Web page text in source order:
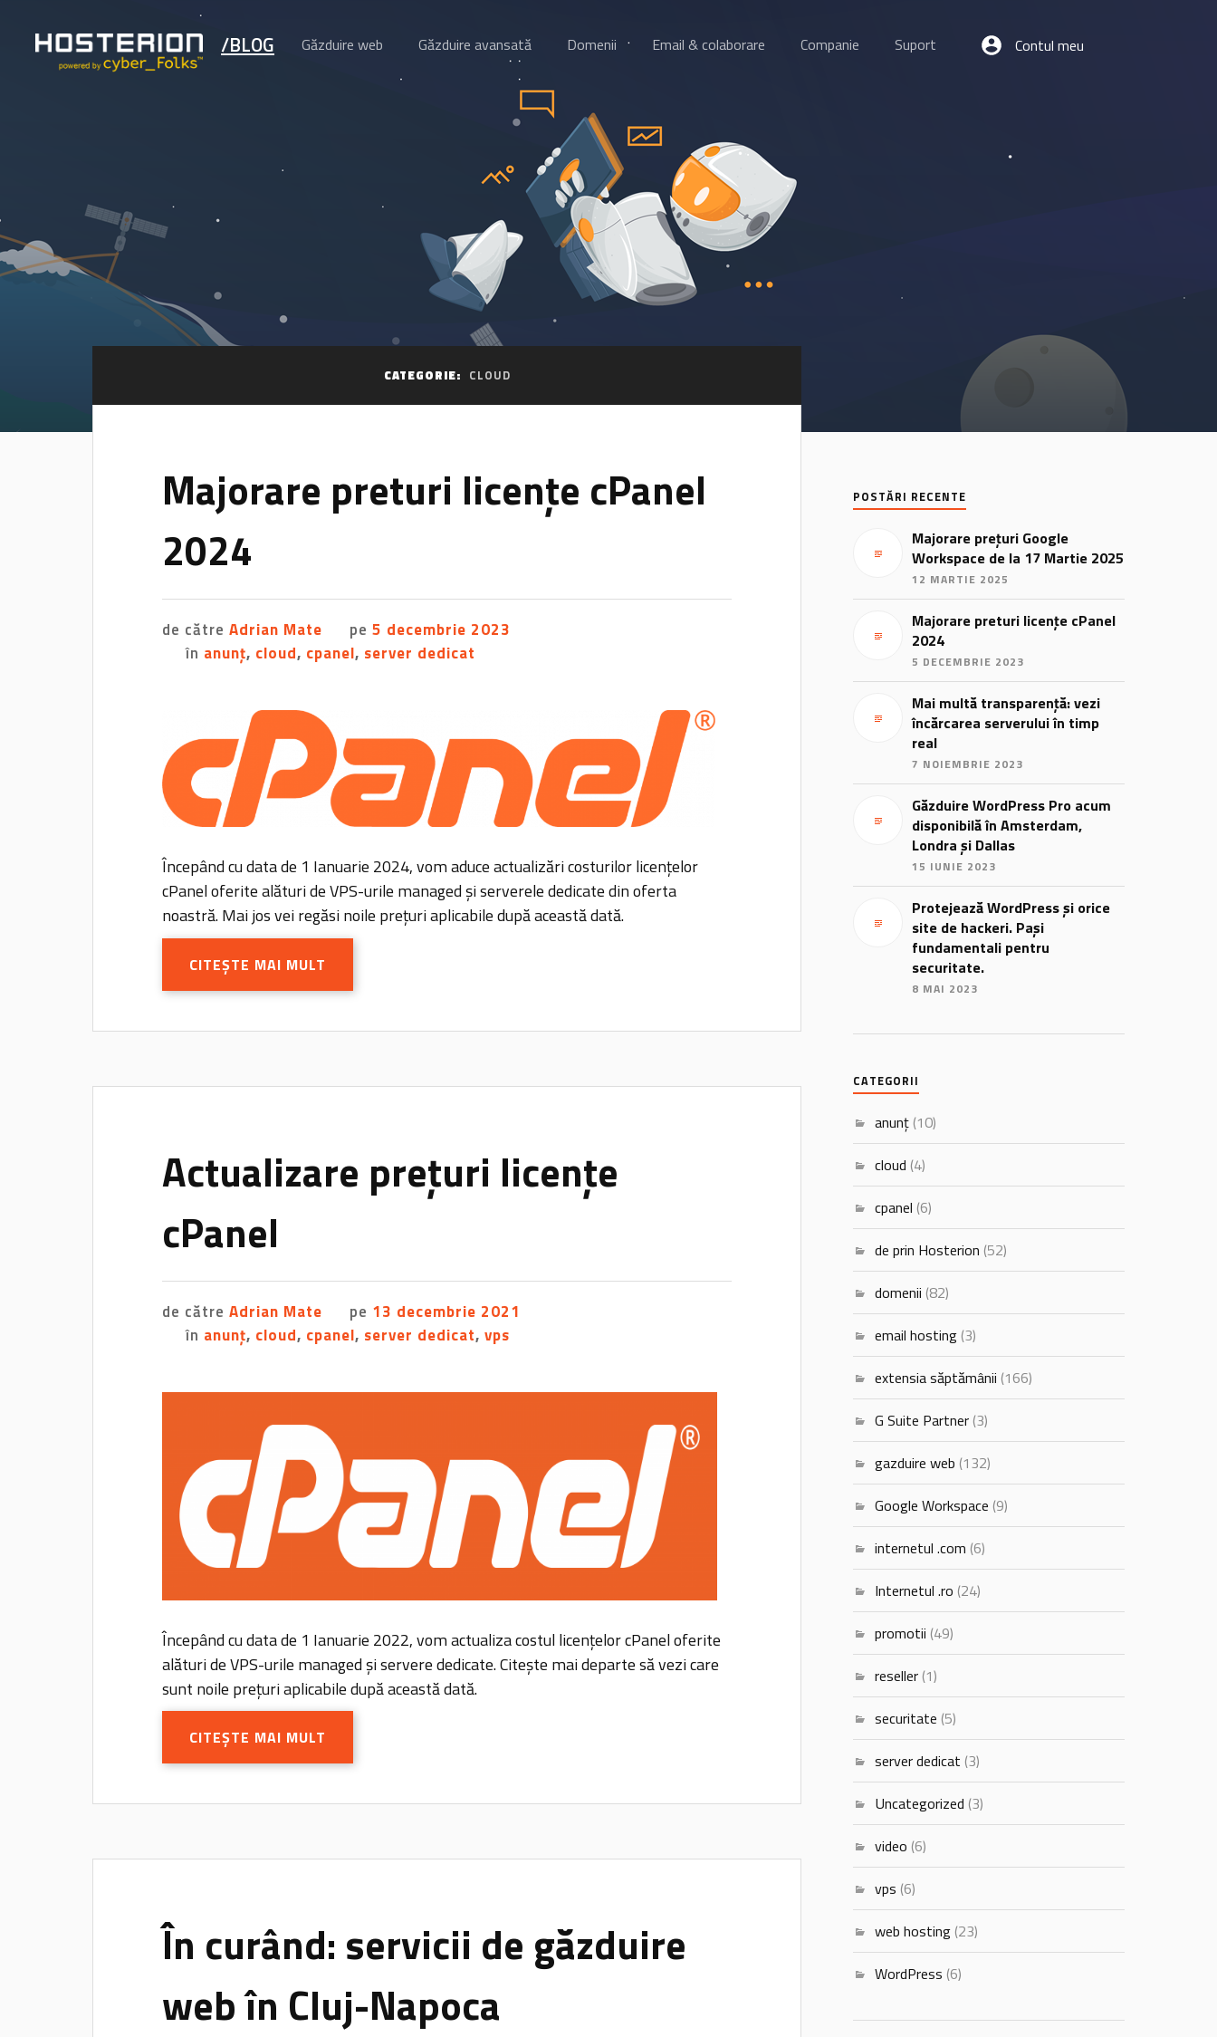
/BLOG Găzduire web Găzduire avansată Domenii Email & colaborare Companie Suport Contul meu
CATEGORIE: CLOUD
Majorare preturi licențe cPanel
2024
de cătreAdrian Mate pe5 decembrie 2023
în anunț, cloud, cpanel, server dedicat
Începând cu data de 1 Ianuarie 2024, vom aduce actualizări costurilor licențelor
cPanel oferite alături de VPS-urile managed și serverele dedicate din oferta
noastră. Mai jos vei regăsi noile prețuri aplicabile după această dată.
CITEȘTE MAI MULT
Actualizare prețuri licențe
cPanel
de cătreAdrian Mate pe 13 decembrie 2021
în anunț, cloud, cpanel, server dedicat,vps
Începând cu data de 1 Ianuarie 2022, vom actualiza costul licențelor cPanel oferite
alături de VPS-urile managed și servere dedicate. Citește mai departe să vezi care
sunt noile prețuri aplicabile după această dată.
CITEȘTE MAI MULT
În curând: servicii de găzduire
web în Cluj-Napoca
POSTĂRI RECENTE
Majorare prețuri Google
Workspace de la 17 Martie 2025
12 MARTIE 2025
Majorare preturi licențe cPanel
2024
5 DECEMBRIE 2023
Mai multă transparență: vezi
încărcarea serverului în timp
real
7 NOIEMBRIE 2023
Găzduire WordPress Pro acum
disponibilă în Amsterdam,
Londra și Dallas
15 IUNIE 2023
Protejează WordPress și orice
site de hackeri. Pași
fundamentali pentru
securitate.
8 MAI 2023
CATEGORII
anunț (10)
cloud (4)
cpanel (6)
de prin Hosterion (52)
domenii (82)
email hosting (3)
extensia săptămânii (166)
G Suite Partner (3)
gazduire web (132)
Google Workspace (9)
internetul .com (6)
Internetul .ro (24)
promotii (49)
reseller (1)
securitate (5)
server dedicat (3)
Uncategorized (3)
video (6)
vps (6)
web hosting (23)
WordPress (6)